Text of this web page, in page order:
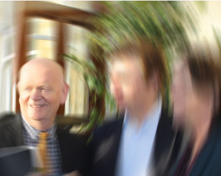
teletrabajo